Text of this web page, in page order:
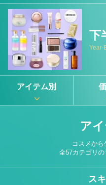
下
Year-
アイテム別
ア
コスメから
全57カテゴリの
ス